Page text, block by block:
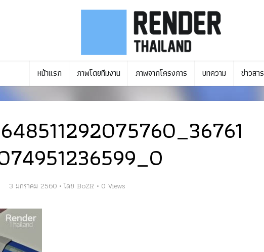
หน้าแรก ภาพโดยทีมงาน ภาพจากโครงการ บทความ ข่าวสาร
3 มกราคม 2560 โดย BoZR 0 Views